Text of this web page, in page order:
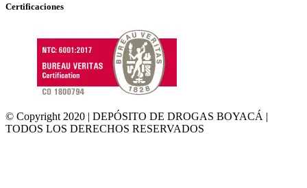
Certificaciones
© Copyright 2020 | DEPÓSITO DE DROGAS BOYACÁ |
TODOS LOS DERECHOS RESERVADOS